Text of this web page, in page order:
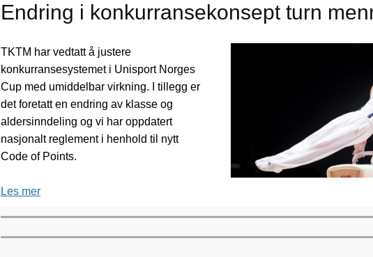
Endring i konkurransekonsept turn
TKTM har vedtatt å justere
konkurransesystemet i Unisport Norges
Cup med umiddelbar virkning. I tillegg er
det foretatt en endring av klasse og
aldersinndeling og vi har oppdatert
nasjonalt reglement i henhold til nytt
Code of Points.
Les mer